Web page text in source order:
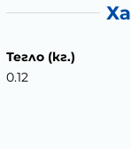
Тегло (кг.)
0.12